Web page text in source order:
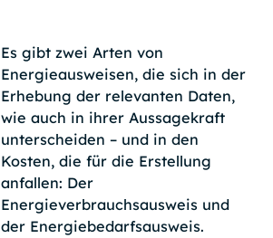
Es gibt zwei Arten von
Energieausweisen, die sich in der
Erhebung der relevanten Daten,
wie auch in ihrer Aussagekraft
unterscheiden – und in den
Kosten, die für die Erstellung
anfallen: Der
Energieverbrauchsausweis und
der Energiebedarfsausweis.